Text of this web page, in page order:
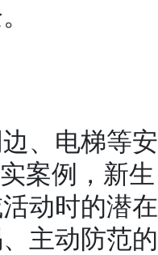
、电梯等安
案例，新生
动时的潜在
主动防范的